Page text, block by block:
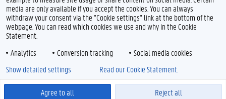
e
b
o
o
k
k
e
d
I
T
u
b
e
t
a
g
r
Feedback
Privacy
Disclaimer
Toegankelijkheid
© 2026 Universiteit Gent
media are only available if you accept the cookies. You can always
withdraw your consent via the "Cookie settings" link at the bottom of the
webpage. You can read which cookies we use and why in the Cookie
Statement.
Analytics
Conversion tracking Social media cookies
Agree to all Reject all
Show detailed settings Read our Cookie Statement.